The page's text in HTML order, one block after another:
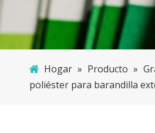
Hogar » Producto »
poliéster para barandilla